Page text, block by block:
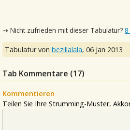
⇢ Nicht zufrieden mit dieser Tabulatur? 8
Tabulatur von bezillalala, 06 Jan 2013
Tab Kommentare (17)
Kommentieren
Teilen Sie Ihre Strumming-Muster,